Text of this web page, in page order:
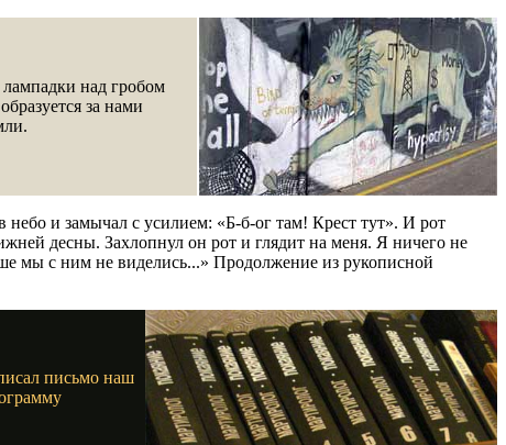
над гробом
за нами
небо и замычал с усилием: «Б-б-ог там! Крест тут». И рот
десны. Захлопнул он рот и глядит на меня. Я ничего не
мы с ним не виделись...» Продолжение из рукописной
письмо наш